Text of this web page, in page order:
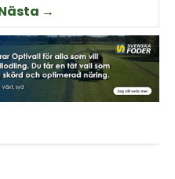
→